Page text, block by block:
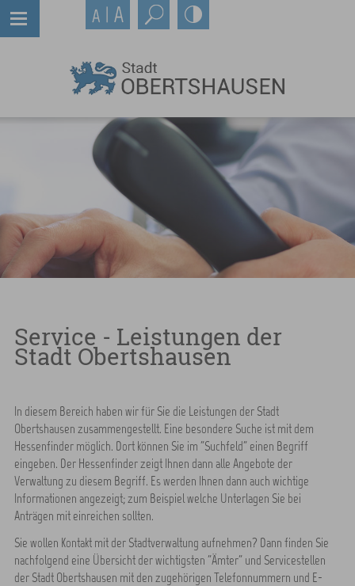
Service - Leistungen der
Stadt Obertshausen
In diesem Bereich haben wir für Sie die Leistungen der Stadt
Obertshausen zusammengestellt. Eine besondere Suche ist mit dem
Hessenfinder möglich. Dort können Sie im "Suchfeld" einen Begriff
eingeben. Der Hessenfinder zeigt Ihnen dann alle Angebote der
Verwaltung zu diesem Begriff. Es werden Ihnen dann auch wichtige
Informationen angezeigt; zum Beispiel welche Unterlagen Sie bei
Anträgen mit einreichen sollten.
Sie wollen Kontakt mit der Stadtverwaltung aufnehmen? Dann finden Sie
nachfolgend eine Übersicht der wichtigsten "Ämter" und Servicestellen
der Stadt Obertshausen mit den zugehörigen Telefonnummern und E-